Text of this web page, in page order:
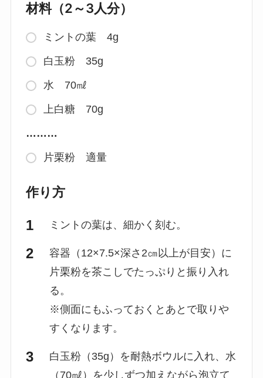
材料（2～3人分）
ミントの葉 4g
白玉粉 35g
水 70㎖
上白糖 70g
………
片栗粉 適量
作り方
ミントの葉は、細かく刻む。
容器（12×7.5×深さ2㎝以上が目安）に
片栗粉を茶こしでたっぷりと振り入れ
る。
※側面にもふっておくとあとで取りや
すくなります。
白玉粉（35g）を耐熱ボウルに入れ、水
（70㎖）を少しずつ加えながら泡立て